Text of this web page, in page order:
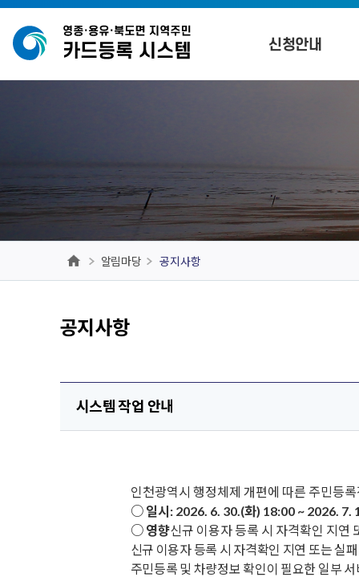
본문 바로가기
신청안내
알림마당 공지사항
공지사항
시스템 작업 안내
인천광역시 행정체제 개편에 따른 주민등
○ 일시:2026. 6. 30.(화) 18:00 ~ 2026. 7.
○ 영향신규 이용자 등록 시 자격확인 지연
신규 이용자 등록 시 자격확인 지연 또는 실
주민등록 및 차량정보 확인이 필요한 일부